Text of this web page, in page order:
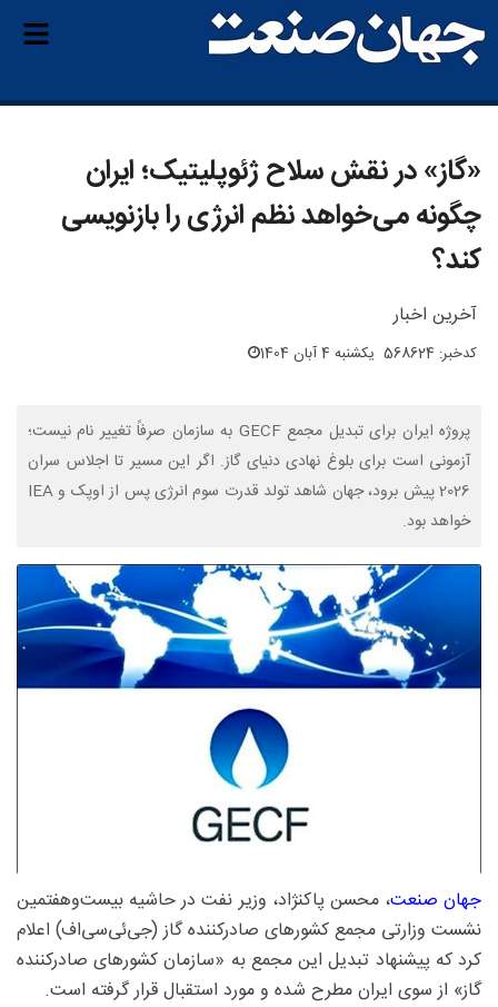
«گاز» در نقش سلاح ژئوپلیتیک؛ ایران
چگونه می‌خواهد نظم انرژی را بازنویسی
کند؟
آخرین اخبار
کدخبر: 568624 یکشنبه 4 آبان 1404
پروژه ایران برای تبدیل مجمع GECF به سازمان صرفاً تغییر نام نیست؛
آزمونی است برای بلوغ نهادی دنیای گاز. اگر این مسیر تا اجلاس سران
2026 پیش برود، جهان شاهد تولد قدرت سوم انرژی پس از اوپک و IEA
خواهد بود.
جهان صنعت، محسن پاکنژاد، وزیر نفت در حاشیه بیست‌وهفتمین
نشست وزارتی مجمع کشورهای صادرکننده گاز (جی‌ئی‌سی‌اف) اعلام
کرد که پیشنهاد تبدیل این مجمع به «سازمان کشورهای صادرکننده
گاز» از سوی ایران مطرح شده و مورد استقبال قرار گرفته است.